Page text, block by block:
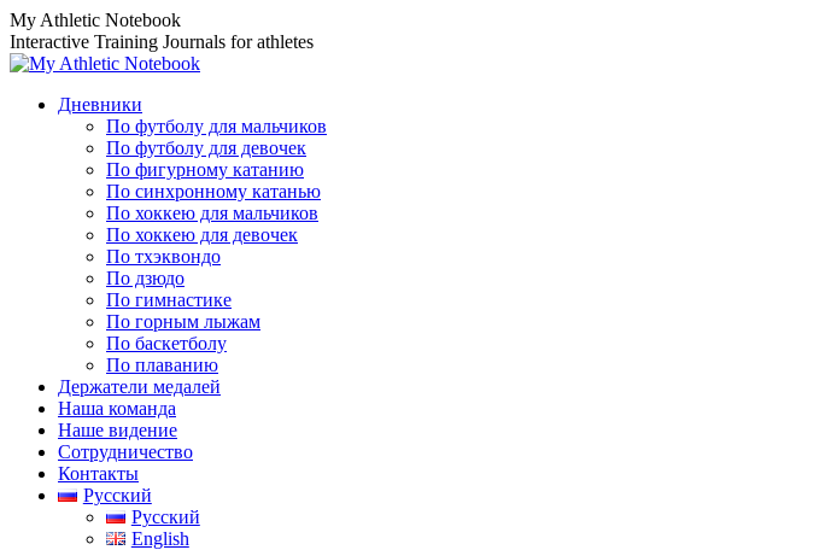
Перейти
к
содержанию
My Athletic Notebook
Interactive Training Journals for athletes
Дневники
По футболу для мальчиков
По футболу для девочек
По фигурному катанию
По синхронному катанью
По хоккею для мальчиков
По хоккею для девочек
По тхэквондо
По дзюдо
По гимнастике
По горным лыжам
По баскетболу
По плаванию
Держатели медалей
Наша команда
Наше видение
Сотрудничество
Контакты
Русский
Русский
English